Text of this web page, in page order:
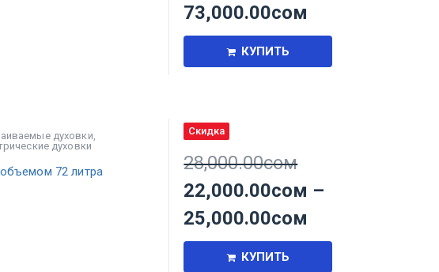
73,000.00сом
КУПИТЬ
духовки,
духовки
72 литра
Скидка
28,000.00сом
22,000.00сом –
25,000.00сом
КУПИТЬ